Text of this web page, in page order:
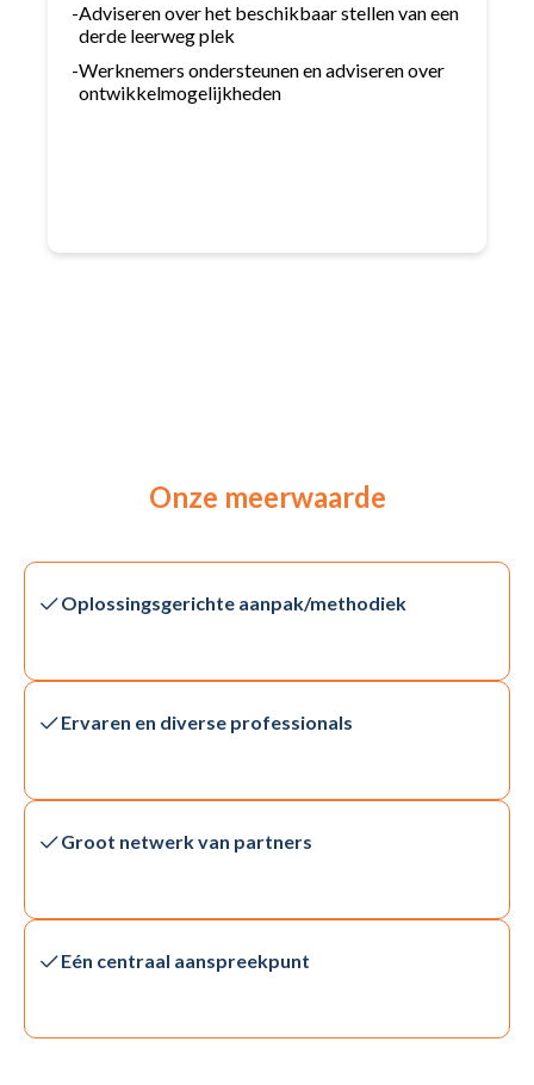
-Adviseren over het beschikbaar stellen van een
derde leerweg plek
-Werknemers ondersteunen en adviseren over
ontwikkelmogelijkheden
Onze meerwaarde
Oplossingsgerichte aanpak/methodiek
Ervaren en diverse professionals
Groot netwerk van partners
Eén centraal aanspreekpunt